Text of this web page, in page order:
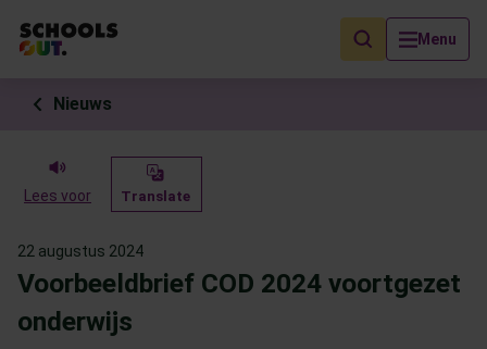
Menu
Als de resultaten voor automatisch aanvullen beschikbaar zijn,
Nieuws
Lees voor Translate
22 augustus 2024
Voorbeeldbrief COD 2024 voortgezet
onderwijs